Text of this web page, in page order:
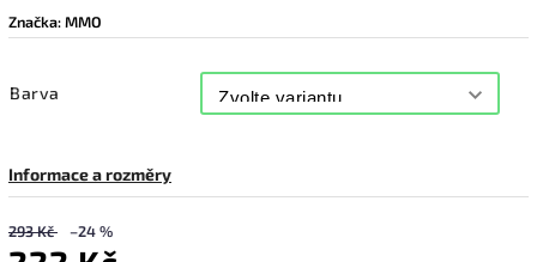
Značka:MMO
Barva
Informace a rozměry
293 Kč –24 %